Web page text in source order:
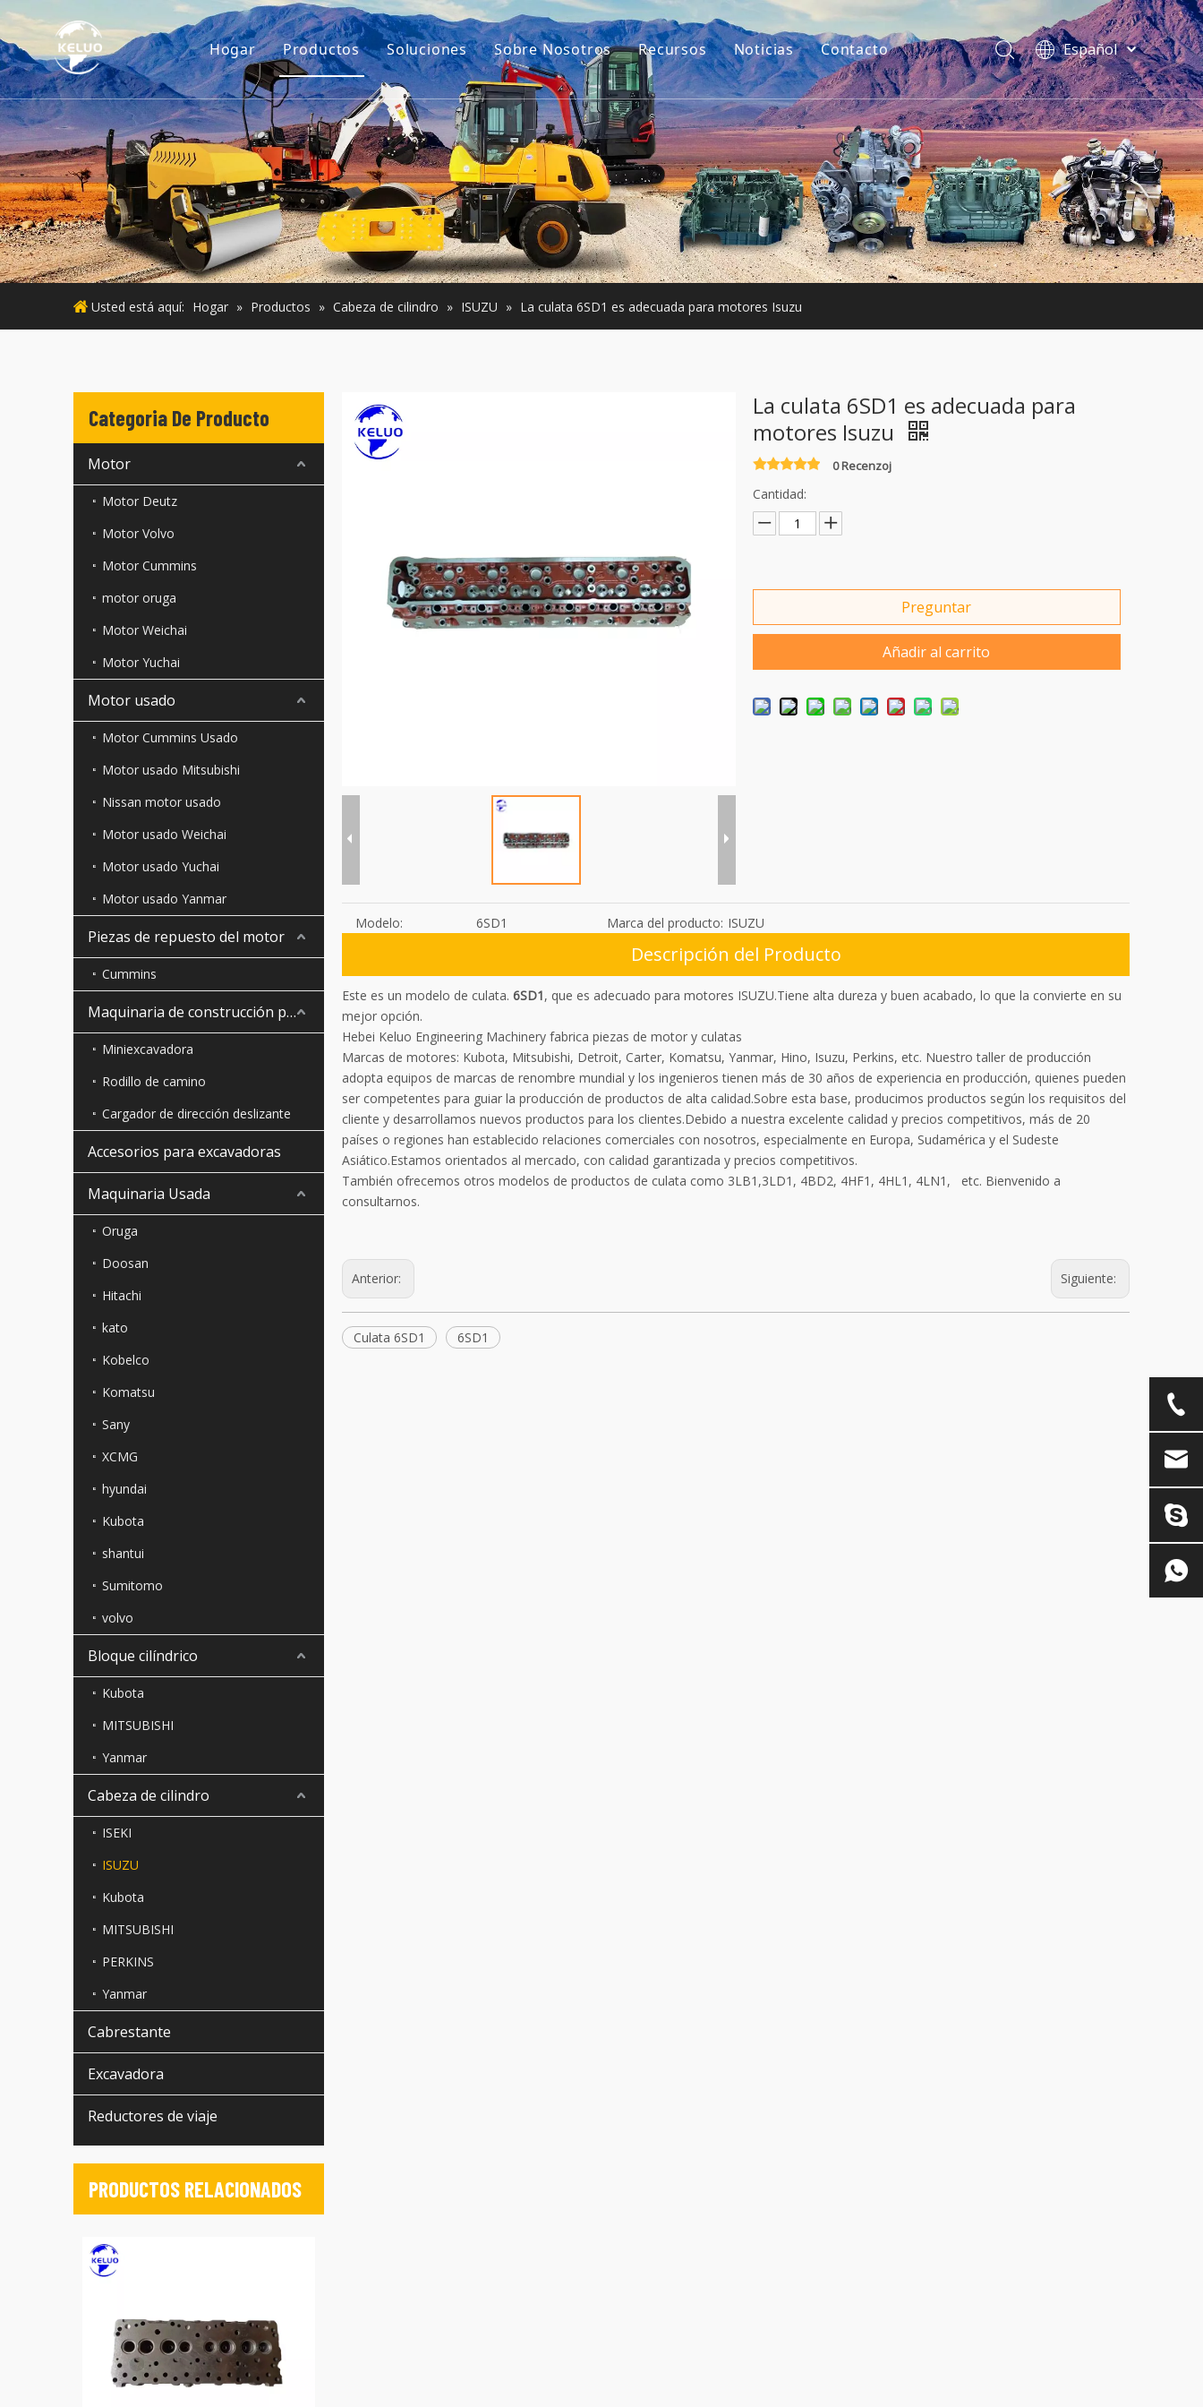
Hogar Productos
Motor
Accesorios para excavadoras
Maquinaria de construcción pequeña
Motor usado
Maquinaria Usada
Soluciones Sobre Nosotros
Nuestra historia
Nuestra ventaja
Recursos
Guías
Preguntas más frecuentes
Vídeos
Noticias Contacto
Español
فارسی
Bahasa
indonesia
Türk dili
ไทย
Italiano
Deutsch
Português
Pусский
English
Usted está aquí: Hogar » Productos » Cabeza de cilindro » ISUZU » La culata 6SD1 es adecuada para motores Isuzu
Categoria De Producto
Motor
Motor Deutz
Motor Volvo
Motor Cummins
motor oruga
Motor Weichai
Motor Yuchai
Motor usado
Motor Cummins Usado
Motor usado Mitsubishi
Nissan motor usado
Motor usado Weichai
Motor usado Yuchai
Motor usado Yanmar
Piezas de repuesto del motor
Cummins
Maquinaria de construcción pequeña
Miniexcavadora
Rodillo de camino
Cargador de dirección deslizante
Accesorios para excavadoras
Maquinaria Usada
Oruga
Doosan
Hitachi
kato
Kobelco
Komatsu
Sany
XCMG
hyundai
Kubota
shantui
Sumitomo
volvo
Bloque cilíndrico
Kubota
MITSUBISHI
Yanmar
Cabeza de cilindro
ISEKI
ISUZU
Kubota
MITSUBISHI
PERKINS
Yanmar
Cabrestante
Excavadora
Reductores de viaje
PRODUCTOS RELACIONADOS
La culata 6SD1 es adecuada para
motores Isuzu
0 Recenzoj
Cantidad:
Preguntar
Añadir al carrito
Modelo: 6SD1 Marca del producto: ISUZU
Descripción del Producto
Este es un modelo de culata. 6SD1, que es adecuado para motores ISUZU.Tiene alta dureza y buen acabado, lo que la convierte en su
mejor opción.
Hebei Keluo Engineering Machinery fabrica piezas de motor y culatas
Marcas de motores: Kubota, Mitsubishi, Detroit, Carter, Komatsu, Yanmar, Hino, Isuzu, Perkins, etc. Nuestro taller de producción
adopta equipos de marcas de renombre mundial y los ingenieros tienen más de 30 años de experiencia en producción, quienes pueden
ser competentes para guiar la producción de productos de alta calidad.Sobre esta base, producimos productos según los requisitos del
cliente y desarrollamos nuevos productos para los clientes.Debido a nuestra excelente calidad y precios competitivos, más de 20
países o regiones han establecido relaciones comerciales con nosotros, especialmente en Europa, Sudamérica y el Sudeste
Asiático.Estamos orientados al mercado, con calidad garantizada y precios competitivos.
También ofrecemos otros modelos de productos de culata como 3LB1,3LD1, 4BD2, 4HF1, 4HL1, 4LN1, etc. Bienvenido a
consultarnos.
Anterior: Siguiente:
Culata 6SD1 6SD1